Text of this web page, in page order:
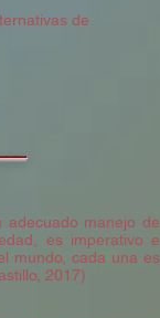
de
manejo de
es imperativo e
mundo, cada una es
2017)